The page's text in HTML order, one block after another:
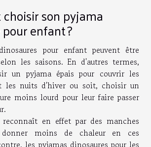
son pyjama
enfant ?
pour enfant peuvent être
les saisons. En d'autres termes,
un pyjama épais pour couvrir les
les nuits d'hiver ou soit, choisir un
moins lourd pour leur faire passer
en effet par des manches
donner moins de chaleur en ces
les pyjamas dinosaures pour les